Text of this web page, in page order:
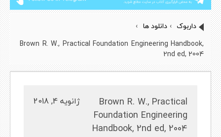
داربوک › دانلود ها ›
Brown R. W., Practical Foundation Engineering Handbook,
2nd ed, 2004
Brown R. W., Practical
Foundation Engineering
Handbook, 2nd ed, 2004
ژانویه 4, 2018